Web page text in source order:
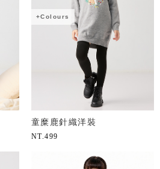
+Colours
童糜鹿針織洋裝
NT.499